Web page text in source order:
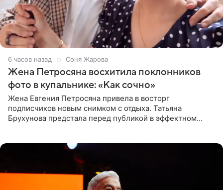
6 часов назад Соня Жарова
Жена Петросяна восхитила поклонников
фото в купальнике: «Как сочно»
Жена Евгения Петросяна привела в восторг
подписчиков новым снимком с отдыха. Татьяна
Брухунова предстала перед публикой в эффектном